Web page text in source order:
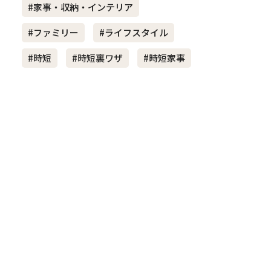
夫婦 #産休 #育休
#家事・収納・インテリア
#ファミリー
#ライフスタイル
#時短
#時短裏ワザ #時短家事